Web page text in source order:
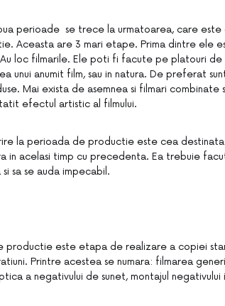
perioade se trece la urmatoarea, care este
Aceasta are 3 mari etape. Prima dintre ele
loc filmarile. Ele poti fi facute pe platouri de
unui anumit film, sau in natura. De preferat
Mai exista de asemnea si filmari combinate
efectul artistic al filmului.
la perioada de productie este cea destinata
in acelasi timp cu precedenta. Ea trebuie
sa se auda impecabil.
este etapa de realizare a copiei
Printre acestea se numara: filmarea
a negativului de sunet, montajul